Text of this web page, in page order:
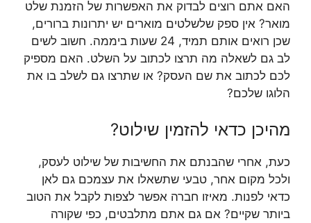
האם אתם רוצים לבדוק את האפשרות של הזמנת שלט
מואר? אין ספק שלשלטים מוארים יש יתרונות ברורים,
שכן רואים אותם תמיד, 24 שעות ביממה. חשוב לשים
לב גם לשאלה מה תרצו לכתוב על השלט. האם מספיק
לכם לכתוב את שם העסק? או שתרצו גם לשלב בו את
הלוגו שלכם?
מהיכן כדאי להזמין שילוט?
כעת, אחרי שהבנתם את החשיבות של שילוט לעסק,
ולכל מקום אחר, טבעי שתשאלו את עצמכם גם לאן
כדאי לפנות. מאיזו חברה אפשר לצפות לקבל את הטוב
ביותר שקיים? אם גם אתם מתלבטים, כפי שקורה